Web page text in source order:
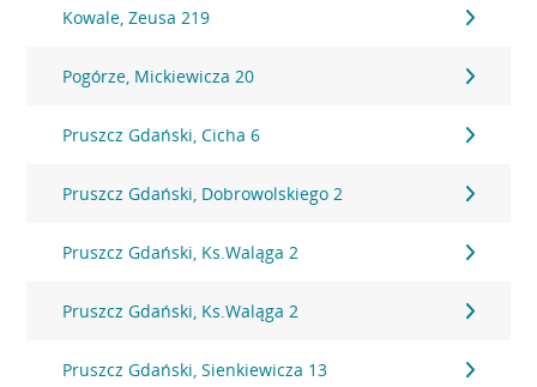
Kowale, Zeusa 219
Pogórze, Mickiewicza 20
Pruszcz Gdański, Cicha 6
Pruszcz Gdański, Dobrowolskiego 2
Pruszcz Gdański, Ks.Waląga 2
Pruszcz Gdański, Ks.Waląga 2
Pruszcz Gdański, Sienkiewicza 13